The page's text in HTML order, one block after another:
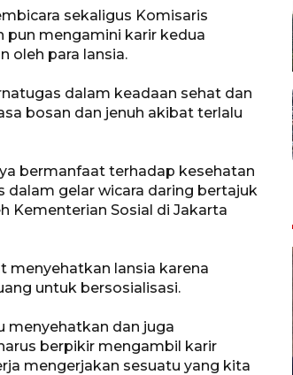
sekaligus Komisaris
pun mengamini karir kedua
oleh para lansia.
dalam keadaan sehat dan
bosan dan jenuh akibat terlalu
bermanfaat terhadap kesehatan
gelar wicara daring bertajuk
Kementerian Sosial di Jakarta
menyehatkan lansia karena
untuk bersosialisasi.
menyehatkan dan juga
berpikir mengambil karir
mengerjakan sesuatu yang kita